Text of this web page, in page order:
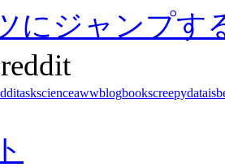
にジャンプす
askscienceawwblogbookscreepy